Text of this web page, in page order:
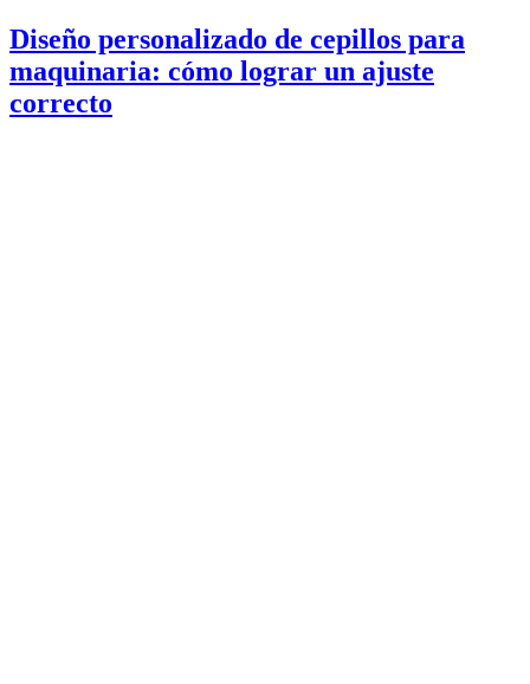
Diseño personalizado de cepillos para
maquinaria: cómo lograr un ajuste
correcto